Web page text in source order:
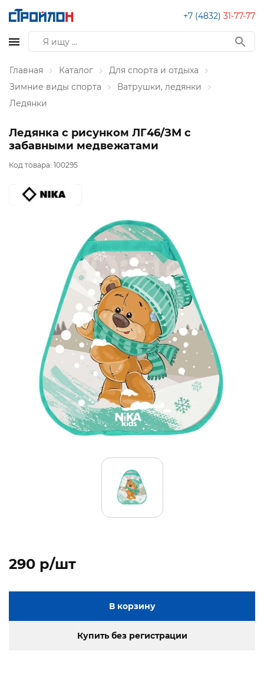
+7 (4832) 31-77-77
Главная Каталог
Для спорта и отдыха
Зимние виды спорта
Ватрушки, ледянки
Ледянки
Ледянка с рисунком ЛГ46/ЗМ с
забавными медвежатами
Код товара: 100295
290 p/шт
В корзину
Купить без регистрации